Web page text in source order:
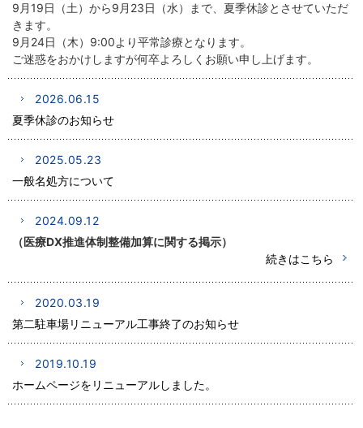
9月19日（土）から9月23日（水）まで、夏季休診とさせていただ
きます。
9月24日（木）9:00より平常診療となります。
ご迷惑をおかけしますが何卒よろしくお願い申し上げます。
2026.06.15
夏季休診のお知らせ
2025.05.23
一般名処方について
2024.09.12
（医療DX推進体制整備加算に関する掲示）
続きはこちら
2020.03.19
第二駐車場リニューアル工事終了のお知らせ
2019.10.19
ホームページをリニューアルしました。